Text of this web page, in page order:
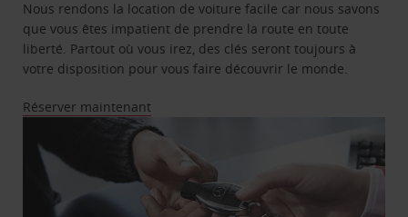
Nous rendons la location de voiture facile car nous savons
que vous êtes impatient de prendre la route en toute
liberté. Partout où vous irez, des clés seront toujours à
votre disposition pour vous faire découvrir le monde.
Réserver maintenant